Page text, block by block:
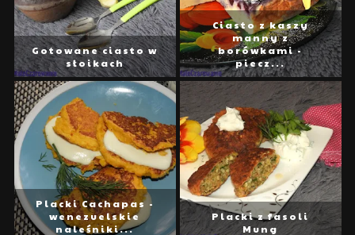
Gotowane ciasto w
słoikach
Ciasto z kaszy
manny z
borówkami -
piecz...
Placki Cachapas -
wenezuelskie
naleśniki...
Placki z fasoli
Mung